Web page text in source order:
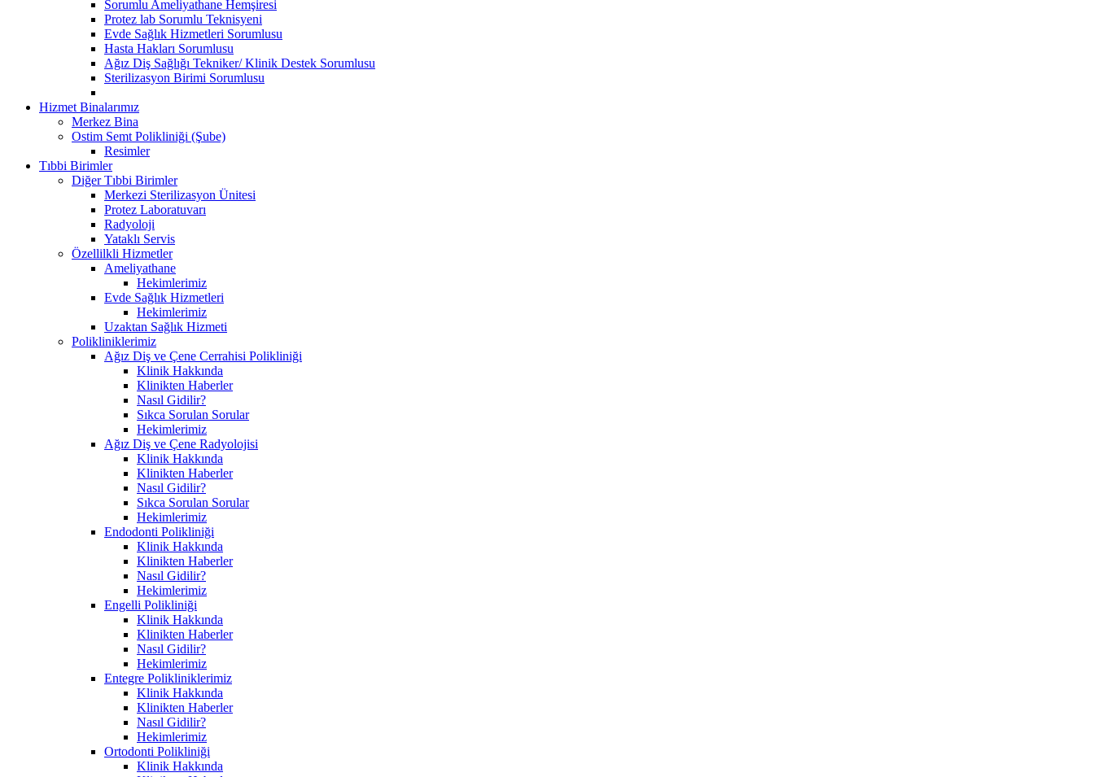
Sorumlu Ameliyathane Hemşiresi
Protez lab Sorumlu Teknisyeni
Evde Sağlık Hizmetleri Sorumlusu
Hasta Hakları Sorumlusu
Ağız Diş Sağlığı Tekniker/ Klinik Destek Sorumlusu
Sterilizasyon Birimi Sorumlusu
Hizmet Binalarımız
Merkez Bina
Ostim Semt Polikliniği (Şube)
Resimler
Tıbbi Birimler
Diğer Tıbbi Birimler
Merkezi Sterilizasyon Ünitesi
Protez Laboratuvarı
Radyoloji
Yataklı Servis
Özellilkli Hizmetler
Ameliyathane
Hekimlerimiz
Evde Sağlık Hizmetleri
Hekimlerimiz
Uzaktan Sağlık Hizmeti
Polikliniklerimiz
Ağız Diş ve Çene Cerrahisi Polikliniği
Klinik Hakkında
Klinikten Haberler
Nasıl Gidilir?
Sıkca Sorulan Sorular
Hekimlerimiz
Ağız Diş ve Çene Radyolojisi
Klinik Hakkında
Klinikten Haberler
Nasıl Gidilir?
Sıkca Sorulan Sorular
Hekimlerimiz
Endodonti Polikliniği
Klinik Hakkında
Klinikten Haberler
Nasıl Gidilir?
Hekimlerimiz
Engelli Polikliniği
Klinik Hakkında
Klinikten Haberler
Nasıl Gidilir?
Hekimlerimiz
Entegre Polikliniklerimiz
Klinik Hakkında
Klinikten Haberler
Nasıl Gidilir?
Hekimlerimiz
Ortodonti Polikliniği
Klinik Hakkında